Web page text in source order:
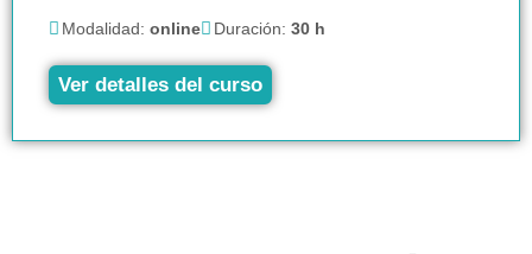
Modalidad: online Duración: 30 h
Ver detalles del curso